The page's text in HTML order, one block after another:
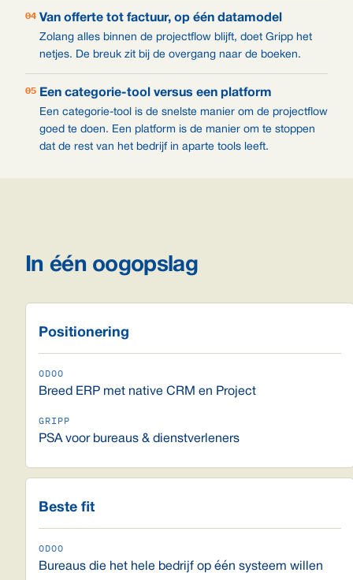
04 Van offerte tot factuur, op één datamodel
Zolang alles binnen de projectflow blijft, doet Gripp het
netjes. De breuk zit bij de overgang naar de boeken.
05 Een categorie-tool versus een platform
Een categorie-tool is de snelste manier om de projectflow
goed te doen. Een platform is de manier om te stoppen
dat de rest van het bedrijf in aparte tools leeft.
In één oogopslag
Positionering
Breed ERP met native CRM en Project
PSA voor bureaus & dienstverleners
Beste fit
Bureaus die het hele bedrijf op één systeem willen